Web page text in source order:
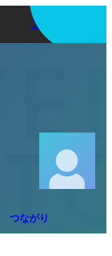
アプリを使う
つながり